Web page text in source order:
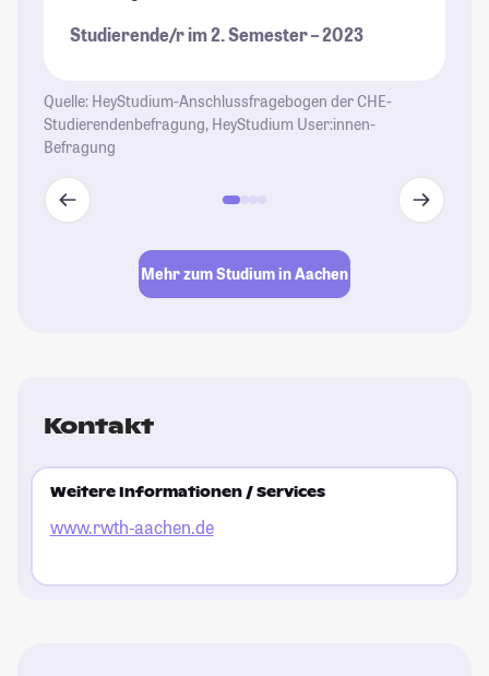
Studierende/r im 2. Semester – 2023
Quelle: HeyStudium-Anschlussfragebogen der CHE-
Studierendenbefragung, HeyStudium User:innen-
Befragung
Mehr zum Studium in Aachen
Kontakt
Weitere Informationen / Services
www.rwth-aachen.de